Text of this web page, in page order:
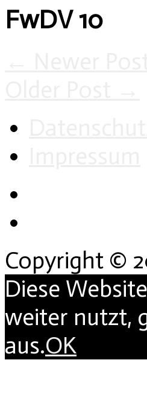
FwDV 10
Copyright ©
Diese
weiter nutzt,
aus.OK